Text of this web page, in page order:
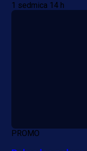
1 sedmica 14 h
PROMO